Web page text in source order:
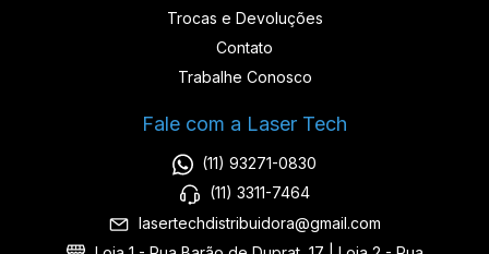
Trocas e Devoluções
Contato
Trabalhe Conosco
Fale com a Laser Tech
(11) 93271-0830
(11) 3311-7464
lasertechdistribuidora@gmail.com